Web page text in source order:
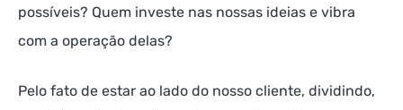
possíveis? Quem investe nas nossas ideias e vibra
com a operação delas?
Pelo fato de estar ao lado do nosso cliente, dividindo,